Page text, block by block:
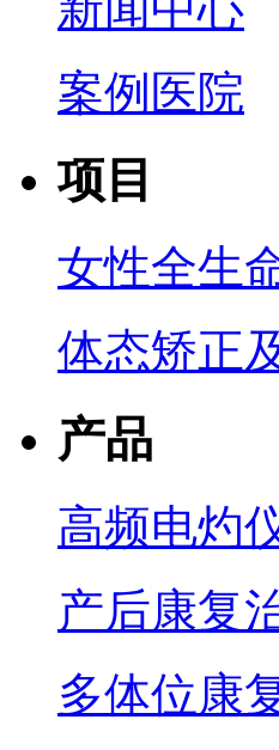
案例医院
项目
女性全生
体态矫正
产品
高频电灼
产后康复
多体位康